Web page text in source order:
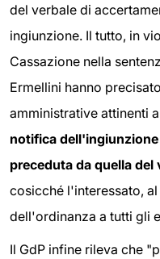
del verbale di
ingiunzione. Il tutto, in
Cassazione nella
Ermellini hanno
amministrative attinenti
notifica
preceduta da quella
cosicché l'interessato,
dell'ordinanza a tutti gli
Il GdP infine rileva che